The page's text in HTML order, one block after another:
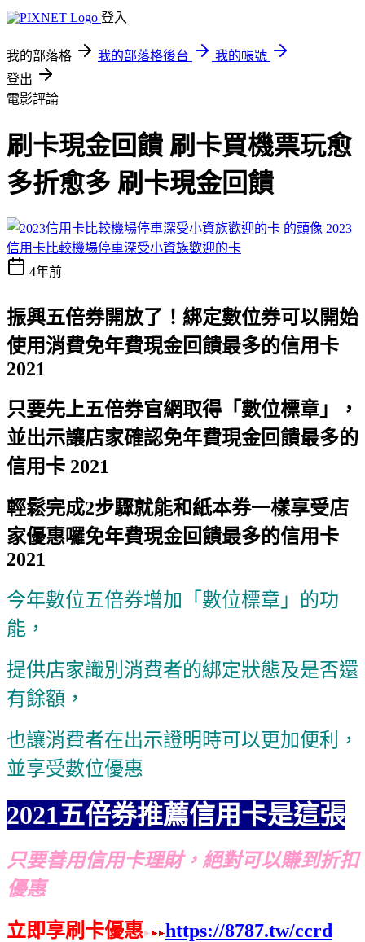
登入
我的部落格 我的部落格後台
我的帳號
登出
電影評論
刷卡現金回饋 刷卡買機票玩愈
多折愈多 刷卡現金回饋
2023
信用卡比較機場停車深受小資族歡迎的卡
4年前
振興五倍券開放了！綁定數位券可以開始
使用消費免年費現金回饋最多的信用卡
2021
只要先上五倍券官網取得「數位標章」，
並出示讓店家確認免年費現金回饋最多的
信用卡 2021
輕鬆完成2步驟就能和紙本券一樣享受店
家優惠囉免年費現金回饋最多的信用卡
2021
今年數位五倍券增加「數位標章」的功
能，
提供店家識別消費者的綁定狀態及是否還
有餘額，
也讓消費者在出示證明時可以更加便利，
並享受數位優惠
2021五倍券推薦信用卡是這張
只要善用信用卡理財，絕對可以賺到折扣
優惠
立即享刷卡優惠
https://8787.tw/ccrd